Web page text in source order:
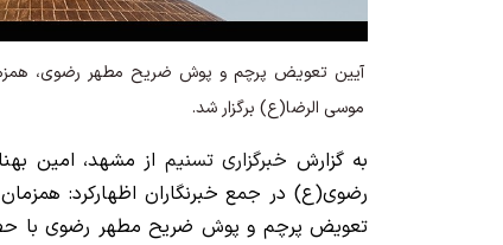
آیین تعویض پرچم و پوش ضریح مطهر رضوی،
موسی الرضا(ع) برگزار شد.
به گزارش خبرگزاری تسنیم از مشهد، امین
رضوی(ع) در جمع خبرنگاران اظهارکرد:
تعویض پرچم و پوش ضریح مطهر رضوی با